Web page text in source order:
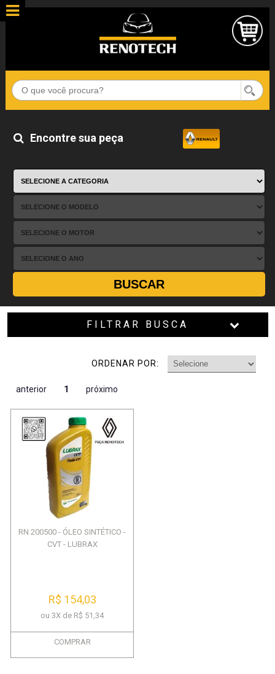
Encontre sua peça
BUSCAR
FILTRAR BUSCA
ORDENAR POR:
anterior 1 próximo
RN 200500 - ÓLEO SINTÉTICO -
CVT - LUBRAX
R$ 154,03
ou 3X de R$ 51,34
COMPRAR